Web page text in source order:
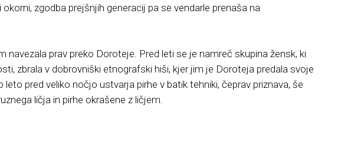
zgodba prejšnjih generacij pa se vendarle prenaša na
navezala prav preko Doroteje. Pred leti se je namreč skupina žensk, ki
zbrala v dobrovniški etnografski hiši, kjer jim je Doroteja predala svoje
leto pred veliko nočjo ustvarja pirhe v batik tehniki, čeprav priznava, še
ličja in pirhe okrašene z ličjem.